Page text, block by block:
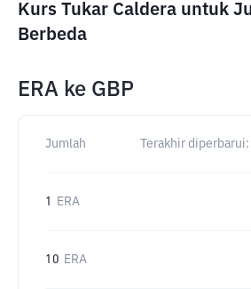
Kurs Tukar Caldera untuk
Berbeda
ERA ke GBP
Jumlah Terakhir diperbarui:
1 ERA
10 ERA